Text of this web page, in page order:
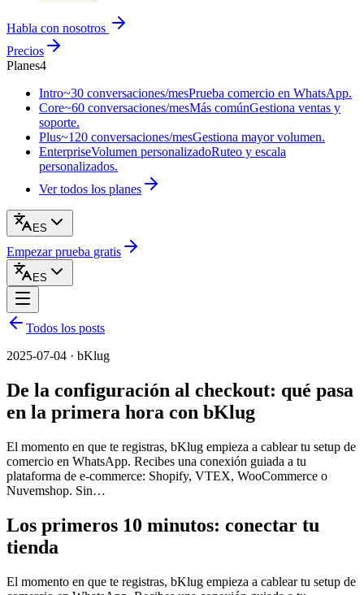
Habla con nosotros
Precios
Planes4
Intro~30 conversaciones/mesPrueba comercio en WhatsApp.
Core~60 conversaciones/mesMás comúnGestiona ventas y
soporte.
Plus~120 conversaciones/mesGestiona mayor volumen.
EnterpriseVolumen personalizadoRuteo y escala
personalizados.
Ver todos los planes
ES
Empezar prueba gratis
ES
Todos los posts
2025-07-04 · bKlug
De la configuración al checkout: qué pasa
en la primera hora con bKlug
El momento en que te registras, bKlug empieza a cablear tu setup de
comercio en WhatsApp. Recibes una conexión guiada a tu
plataforma de e-commerce: Shopify, VTEX, WooCommerce o
Nuvemshop. Sin…
Los primeros 10 minutos: conectar tu
tienda
El momento en que te registras, bKlug empieza a cablear tu setup de